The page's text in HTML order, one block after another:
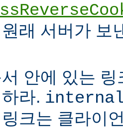
래 서버가 보
안에 있는
라.
크는 클라이